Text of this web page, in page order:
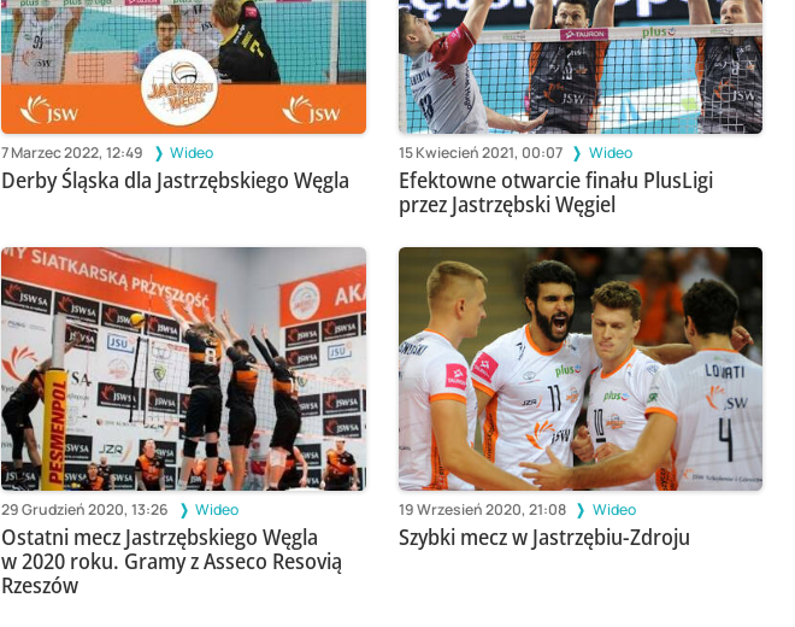
7 Marzec 2022, 12:49 Wideo
Derby Śląska dla Jastrzębskiego Węgla
15 Kwiecień 2021, 00:07 Wideo
Efektowne otwarcie finału PlusLigi
przez Jastrzębski Węgiel
29 Grudzień 2020, 13:26 Wideo
Ostatni mecz Jastrzębskiego Węgla
w 2020 roku. Gramy z Asseco Resovią
Rzeszów
19 Wrzesień 2020, 21:08 Wideo
Szybki mecz w Jastrzębiu-Zdroju